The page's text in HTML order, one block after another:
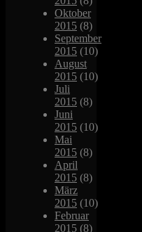
Oktober
2015 (8)
September
2015 (10)
August
2015 (10)
Juli
2015 (8)
Juni
2015 (10)
Mai
2015 (8)
April
2015 (8)
März
2015 (10)
Februar
2015 (8)